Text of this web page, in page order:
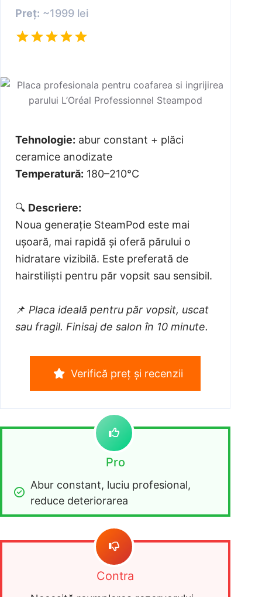
Preț: ~1999 lei
Tehnologie: abur constant + plăci
ceramice anodizate
Temperatură: 180–210°C
🔍 Descriere:
Noua generație SteamPod este mai
ușoară, mai rapidă și oferă părului o
hidratare vizibilă. Este preferată de
hairstiliști pentru păr vopsit sau sensibil.
📌 Placa ideală pentru păr vopsit, uscat
sau fragil. Finisaj de salon în 10 minute.
Verifică preț și recenzii
Pro
Abur constant, luciu profesional,
reduce deteriorarea
Contra